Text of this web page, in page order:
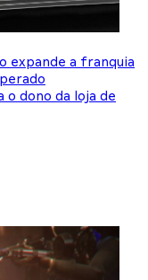
expande a franquia
o dono da loja de